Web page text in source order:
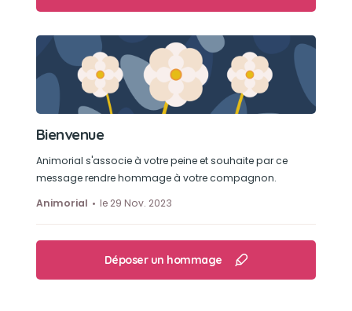
Bienvenue
Animorial s'associe à votre peine et souhaite par ce
message rendre hommage à votre compagnon.
Animorial
le 29 Nov. 2023
Déposer un hommage